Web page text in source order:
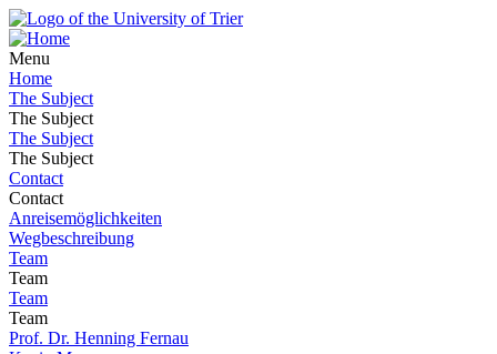
Menu
Home
The Subject
The Subject
The Subject
The Subject
Contact
Contact
Anreisemöglichkeiten
Wegbeschreibung
Team
Team
Team
Team
Prof. Dr. Henning Fernau